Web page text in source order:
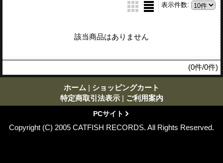
表示件数:
該当商品はありません
(0件/0件)
ホーム | ショッピングカート
特定商取引法表示 | ご利用案内
PCサイト
Copyright (C) 2005 CATFISH RECORDS. All Rights Reserved.